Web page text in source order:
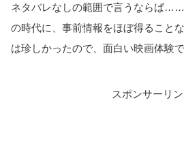
ネタバレなしの範囲で言うならば
の時代に、事前情報をほぼ得ること
は珍しかったので、面白い映画体験で
スポンサーリ